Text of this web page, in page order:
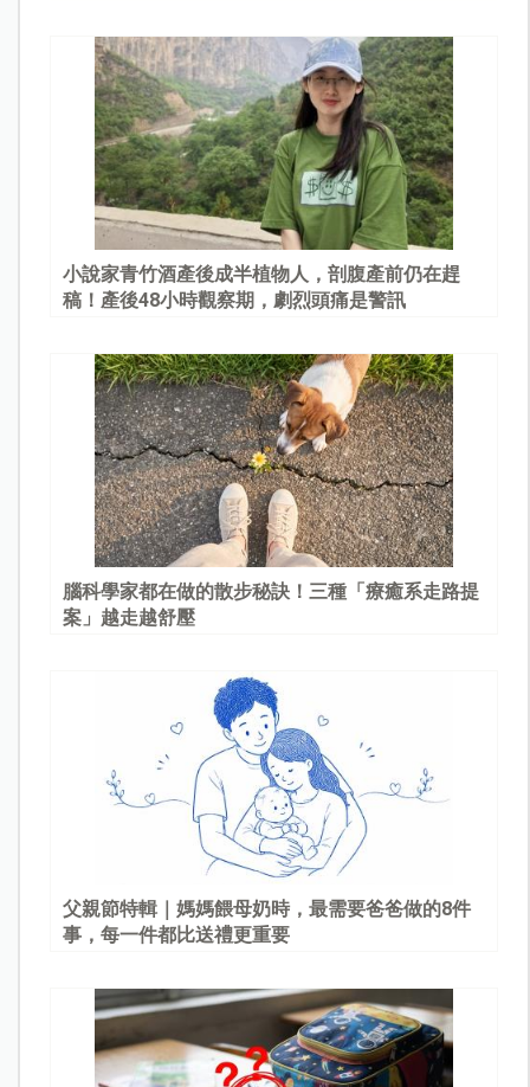
小說家青竹酒產後成半植物人，剖腹產前仍在趕
稿！產後48小時觀察期，劇烈頭痛是警訊
腦科學家都在做的散步秘訣！三種「療癒系走路提
案」越走越舒壓
父親節特輯｜媽媽餵母奶時，最需要爸爸做的8件
事，每一件都比送禮更重要